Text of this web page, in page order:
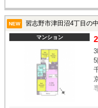
NEW 習志野市津田沼4丁目の
マンション